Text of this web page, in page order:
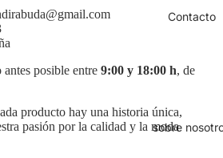
Contacto
sobre
posible entre 9:00 y 18:00 h, de
producto hay una historia única,
pasión por la calidad y la moda